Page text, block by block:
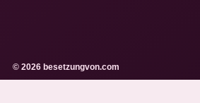
© 2026 besetzungvon.com